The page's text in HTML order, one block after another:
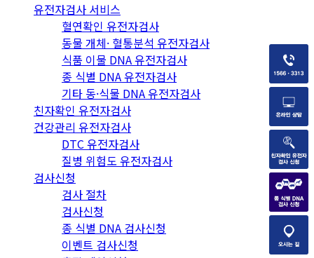
유전자검사 서비스
혈연확인 유전자검사
동물 개체· 혈통분석 유전자검사
식품 이물 DNA 유전자검사
종 식별 DNA 유전자검사
기타 동·식물 DNA 유전자검사
친자확인 유전자검사
건강관리 유전자검사
DTC 유전자검사
질병 위험도 유전자검사
검사신청
검사 절차
검사신청
종 식별 DNA 검사신청
이벤트 검사신청